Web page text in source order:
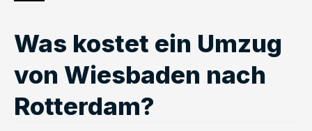
Was kostet ein Umzug
von Wiesbaden nach
Rotterdam?